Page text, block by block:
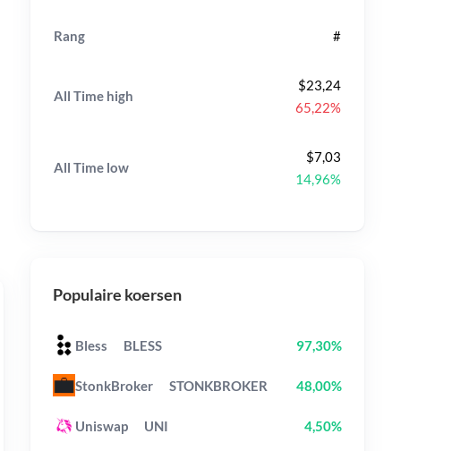
Rang #
All Time high
$23,24
65,22%
All Time low
$7,03
14,96%
Populaire koersen
Bless BLESS 97,30%
StonkBroker STONKBROKER 48,00%
Uniswap UNI 4,50%